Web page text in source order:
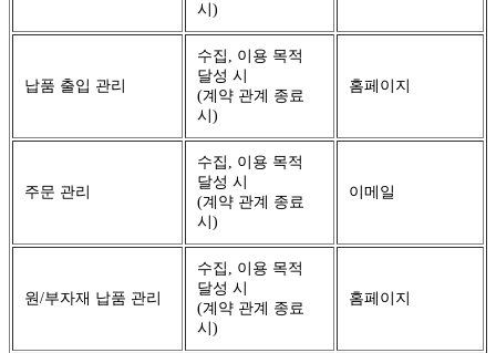
시)
납품 출입 관리
수집, 이용 목적
달성 시
(계약 관계 종료
시)
홈페이지
주문 관리
수집, 이용 목적
달성 시
(계약 관계 종료
시)
이메일
원/부자재 납품 관리
수집, 이용 목적
달성 시
(계약 관계 종료
시)
홈페이지